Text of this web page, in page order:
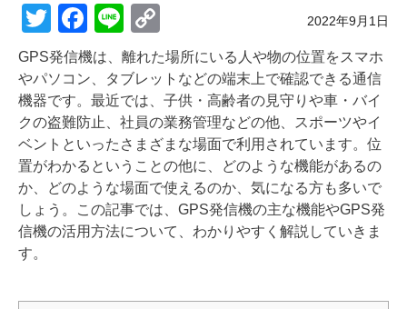
2022年9月1日
T
wi
tt
er
F
a
c
e
b
o
o
k
Li
n
e
o
p
y
Li
n
k
GPS発信機は、離れた場所にいる人や物の位置をスマホ
やパソコン、タブレットなどの端末上で確認できる通信
機器です。最近では、子供・高齢者の見守りや車・バイ
クの盗難防止、社員の業務管理などの他、スポーツやイ
ベントといったさまざまな場面で利用されています。位
置がわかるということの他に、どのような機能があるの
か、どのような場面で使えるのか、気になる方も多いで
しょう。この記事では、GPS発信機の主な機能やGPS発
信機の活用方法について、わかりやすく解説していきま
す。